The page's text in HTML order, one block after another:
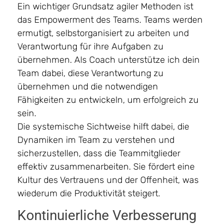
Ein wichtiger Grundsatz agiler Methoden ist
das Empowerment des Teams. Teams werden
ermutigt, selbstorganisiert zu arbeiten und
Verantwortung für ihre Aufgaben zu
übernehmen. Als Coach unterstütze ich dein
Team dabei, diese Verantwortung zu
übernehmen und die notwendigen
Fähigkeiten zu entwickeln, um erfolgreich zu
sein.
Die systemische Sichtweise hilft dabei, die
Dynamiken im Team zu verstehen und
sicherzustellen, dass die Teammitglieder
effektiv zusammenarbeiten. Sie fördert eine
Kultur des Vertrauens und der Offenheit, was
wiederum die Produktivität steigert.
Kontinuierliche Verbesserung